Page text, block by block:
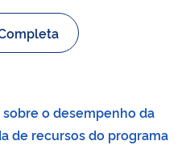
o desempenho da
de recursos do programa